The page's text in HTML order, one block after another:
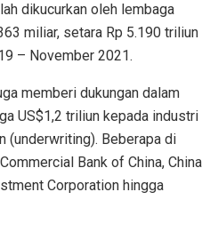
dikucurkan oleh lembaga
miliar, setara Rp 5.190 triliun
– November 2021.
memberi dukungan dalam
US$1,2 triliun kepada industri
(underwriting). Beberapa di
Bank of China, China
Corporation hingga